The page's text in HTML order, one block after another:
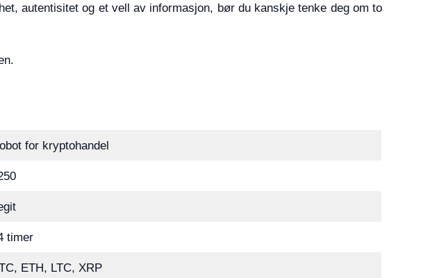
autentisitet og et vell av informasjon, bør du kanskje tenke deg om to
for kryptohandel
timer
ETH, LTC, XRP